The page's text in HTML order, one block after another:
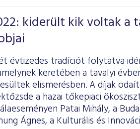
kiderült kik voltak a
évtizedes tradíciót folytatva
keretében a tavalyi
elismerésben. A díjak
a hazai tőkepiaci
Patai Mihály, a
Ágnes, a Kulturális és